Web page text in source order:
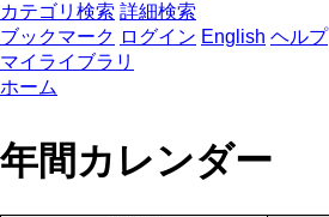
カテゴリ検索 詳細検索
ブックマーク ログイン English ヘルプ
マイライブラリ
ホーム
年間カレンダー